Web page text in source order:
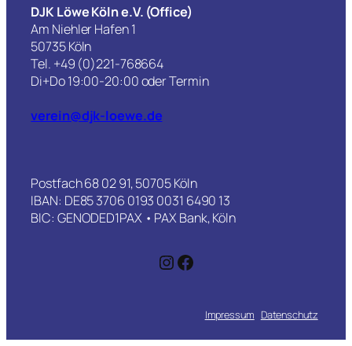
DJK Löwe Köln e.V. (Office)
Am Niehler Hafen 1
50735 Köln
Tel. +49 (0)221-768664
Di+Do 19:00-20:00 oder Termin
verein@djk-loewe.de
Postfach 68 02 91, 50705 Köln
IBAN: DE85 3706 0193 0031 6490 13
BIC: GENODED1PAX • PAX Bank, Köln
Instagram Facebook
Impressum Datenschutz